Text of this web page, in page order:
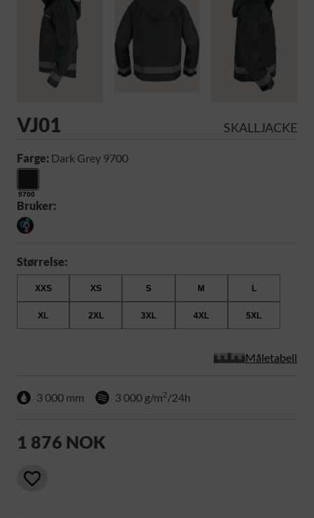
VJ01 SKALLJACKE
Farge: Dark Grey 9700
9700
Bruker:
Størrelse:
XXS XS S M L
XL 2XL 3XL 4XL 5XL
Måletabell
3 000 mm 3 000 g/m2/24h
1 876 NOK